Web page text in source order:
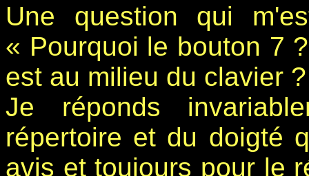
Une question qui
« Pourquoi le bouton 7
est au milieu du clavier
Je réponds
répertoire et du doigté
avis et toujours pour le